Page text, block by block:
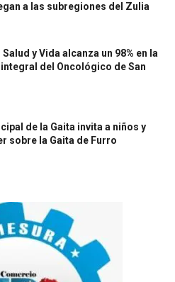
a las subregiones del Zulia
y Vida alcanza un 98% en la
del Oncológico de San
de la Gaita invita a niños y
sobre la Gaita de Furro